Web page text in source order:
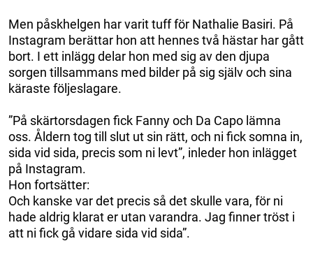
Men påskhelgen har varit tuff för Nathalie Basiri. På
Instagram berättar hon att hennes två hästar har gått
bort. I ett inlägg delar hon med sig av den djupa
sorgen tillsammans med bilder på sig själv och sina
käraste följeslagare.
”På skärtorsdagen fick Fanny och Da Capo lämna
oss. Åldern tog till slut ut sin rätt, och ni fick somna in,
sida vid sida, precis som ni levt”, inleder hon inlägget
på Instagram.
Hon fortsätter:
Och kanske var det precis så det skulle vara, för ni
hade aldrig klarat er utan varandra. Jag finner tröst i
att ni fick gå vidare sida vid sida”.